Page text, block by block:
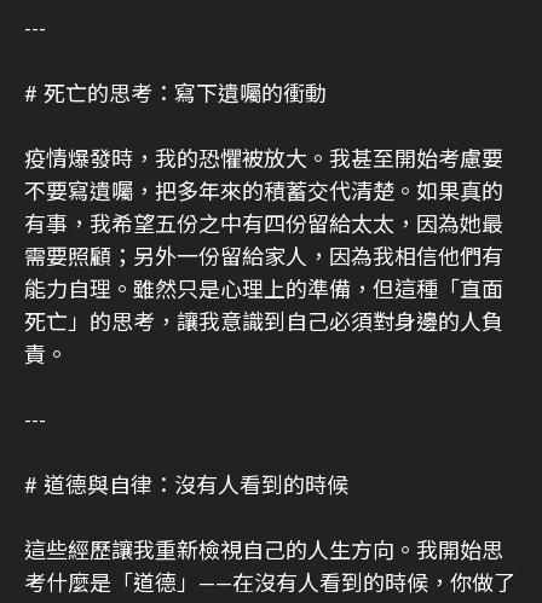
---
# 死亡的思考：寫下遺囑的衝動
疫情爆發時，我的恐懼被放大。我甚至開始考慮要
不要寫遺囑，把多年來的積蓄交代清楚。如果真的
有事，我希望五份之中有四份留給太太，因為她最
需要照顧；另外一份留給家人，因為我相信他們有
能力自理。雖然只是心理上的準備，但這種「直面
死亡」的思考，讓我意識到自己必須對身邊的人負
責。
---
# 道德與自律：沒有人看到的時候
這些經歷讓我重新檢視自己的人生方向。我開始思
考什麼是「道德」——在沒有人看到的時候，你做了